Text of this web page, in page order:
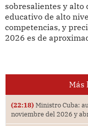
sobresalientes y alto
educativo de alto
competencias, y
2026 es de
Más
(22:18) Ministro Cuba:
noviembre del 2026 y